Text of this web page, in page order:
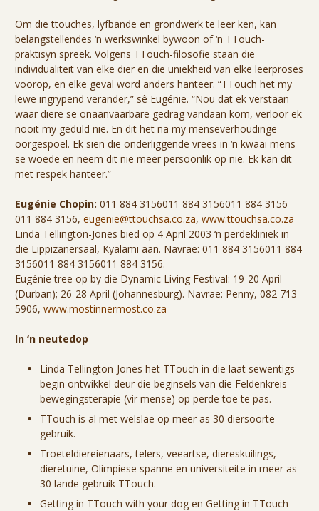
Om die ttouches, lyfbande en grondwerk te leer ken, kan
belangstellendes ‘n werkswinkel bywoon of ‘n TTouch-
praktisyn spreek. Volgens TTouch-filosofie staan die
individualiteit van elke dier en die uniekheid van elke leerproses
voorop, en elke geval word anders hanteer. “TTouch het my
lewe ingrypend verander,” sê Eugénie. “Nou dat ek verstaan
waar diere se onaanvaarbare gedrag vandaan kom, verloor ek
nooit my geduld nie. En dit het na my menseverhoudinge
oorgespoel. Ek sien die onderliggende vrees in ‘n kwaai mens
se woede en neem dit nie meer persoonlik op nie. Ek kan dit
met respek hanteer.”
Eugénie Chopin: 011 884 3156011 884 3156011 884 3156
011 884 3156, eugenie@ttouchsa.co.za, www.ttouchsa.co.za
Linda Tellington-Jones bied op 4 April 2003 ‘n perdekliniek in
die Lippizanersaal, Kyalami aan. Navrae: 011 884 3156011 884
3156011 884 3156011 884 3156.
Eugénie tree op by die Dynamic Living Festival: 19-20 April
(Durban); 26-28 April (Johannesburg). Navrae: Penny, 082 713
5906, www.mostinnermost.co.za
In ‘n neutedop
Linda Tellington-Jones het TTouch in die laat sewentigs
begin ontwikkel deur die beginsels van die Feldenkreis
bewegingsterapie (vir mense) op perde toe te pas.
TTouch is al met welslae op meer as 30 diersoorte
gebruik.
Troeteldiereienaars, telers, veeartse, diereskuilings,
dieretuine, Olimpiese spanne en universiteite in meer as
30 lande gebruik TTouch.
Getting in TTouch with your dog en Getting in TTouch